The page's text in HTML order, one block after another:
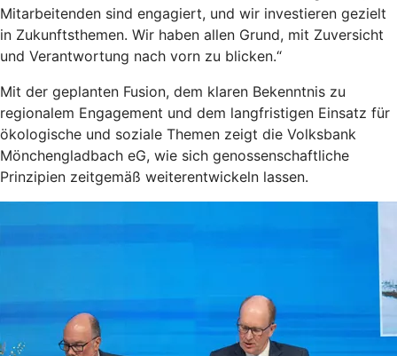
Mitarbeitenden sind engagiert, und wir investieren gezielt
in Zukunftsthemen. Wir haben allen Grund, mit Zuversicht
und Verantwortung nach vorn zu blicken.“
Mit der geplanten Fusion, dem klaren Bekenntnis zu
regionalem Engagement und dem langfristigen Einsatz für
ökologische und soziale Themen zeigt die Volksbank
Mönchengladbach eG, wie sich genossenschaftliche
Prinzipien zeitgemäß weiterentwickeln lassen.